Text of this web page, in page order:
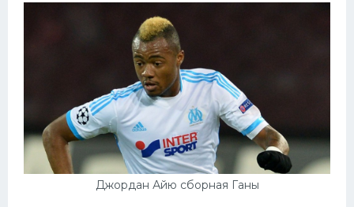
Джордан Айю сборная Ганы